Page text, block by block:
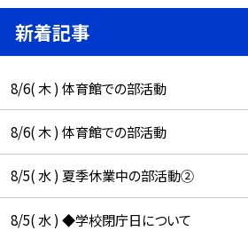
新着記事
8/6( 木 ) 体育館での部活動
8/6( 木 ) 体育館での部活動
8/5( 水 ) 夏季休業中の部活動②
8/5( 水 ) ◆学校閉庁日について